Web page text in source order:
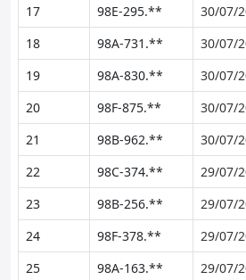
17
98E-295.**
30/07/
18
98A-731.**
30/07/
19
98A-830.**
30/07/
20
98F-875.**
30/07/
21
98B-962.**
30/07/
22
98C-374.**
29/07/
23
98B-256.**
29/07/
24
98F-378.**
29/07/
25
98A-163.**
29/07/